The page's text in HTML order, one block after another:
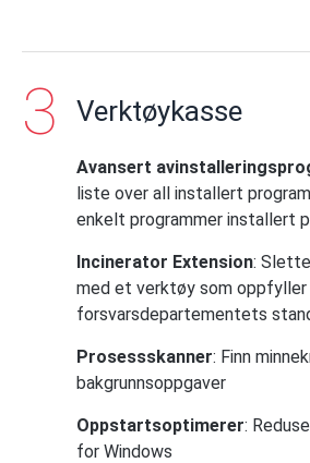
Verktøykasse
Avansert
liste over all installert
enkelt programmer installert
Incinerator Extension:
med et verktøy som oppfyller
forsvarsdepartementets
Prosessskanner: Finn
bakgrunnsoppgaver
Oppstartsoptimerer:
for Windows